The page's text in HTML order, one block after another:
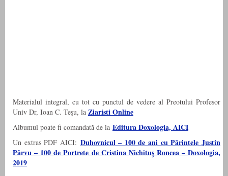
Materialul integral, cu tot cu punctul de vedere al Preotului Profesor
Univ Dr, Ioan C. Teșu, la Ziaristi Online
Albumul poate fi comandată de la Editura Doxologia, AICI
Un extras PDF AICI: Duhovnicul – 100 de ani cu Părintele Justin
Pârvu – 100 de Portrete de Cristina Nichituș Roncea – Doxologia,
2019